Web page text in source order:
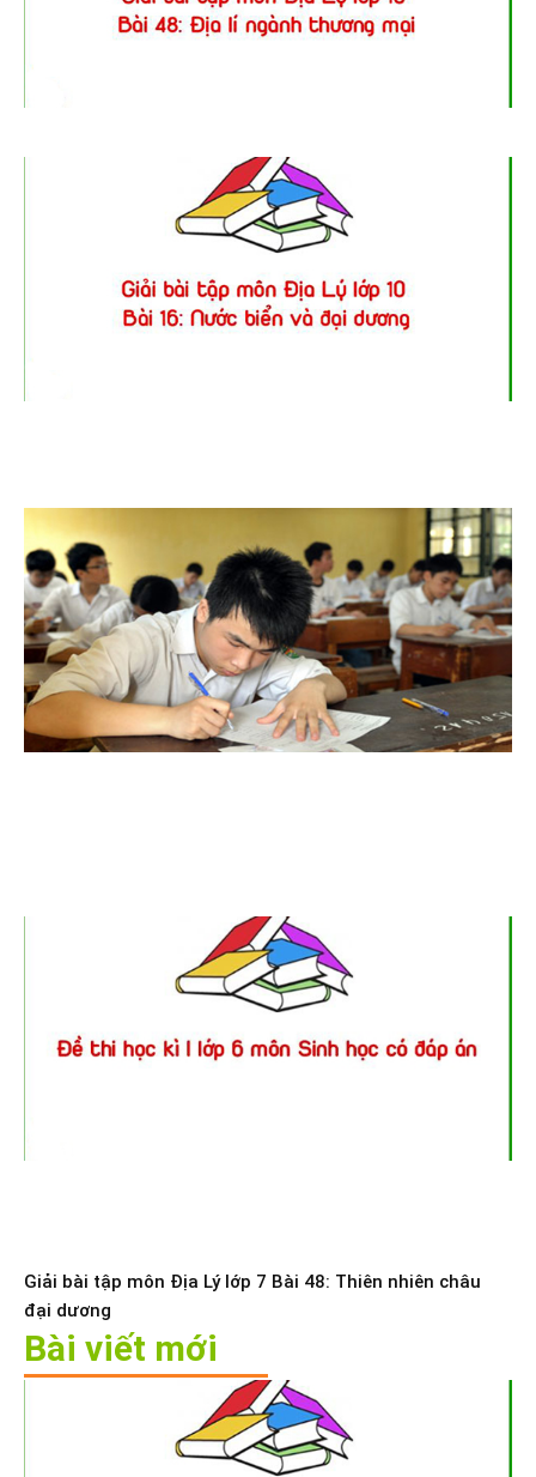
Giải bài tập môn Địa Lý lớp 7 Bài 48: Thiên nhiên châu
đại dương
Bài viết mới